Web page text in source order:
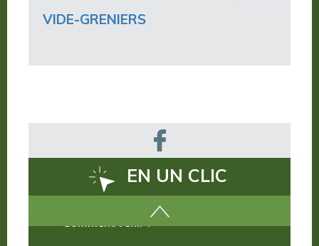
VIDE-GRENIERS
EN UN CLIC